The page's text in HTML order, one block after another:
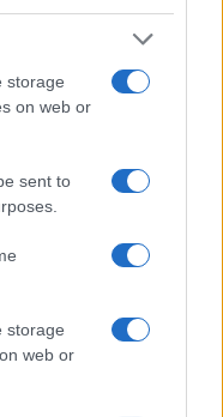
storage
on web or
sent to
storage
web or
A zadanih
enoti za mlade v
financiramo
v MKC, obudili
pobudo za
mladi imajo
dejavnosti za
naredili razpis